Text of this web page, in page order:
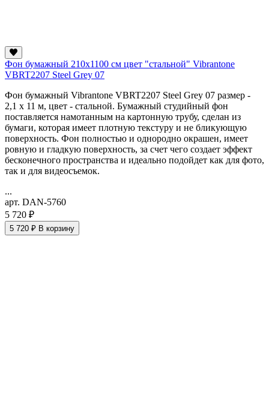
Фон бумажный 210x1100 см цвет "стальной" Vibrantone
VBRT2207 Steel Grey 07
Фон бумажный Vibrantone VBRT2207 Steel Grey 07 размер -
2,1 x 11 м, цвет - стальной. Бумажный студийный фон
поставляется намотанным на картонную трубу, сделан из
бумаги, которая имеет плотную текстуру и не бликующую
поверхность. Фон полностью и однородно окрашен, имеет
ровную и гладкую поверхность, за счет чего создает эффект
бесконечного пространства и идеально подойдет как для фото,
так и для видеосъемок.
...
арт. DAN-5760
5 720 ₽
5 720 ₽ В корзину